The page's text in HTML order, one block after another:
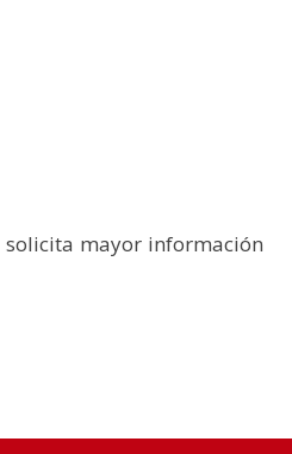
solicita mayor información